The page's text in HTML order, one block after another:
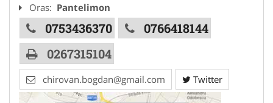
Oras: Pantelimon
0753436370
0766418144
0267315104
chirovan.bogdan@gmail.com Twitter